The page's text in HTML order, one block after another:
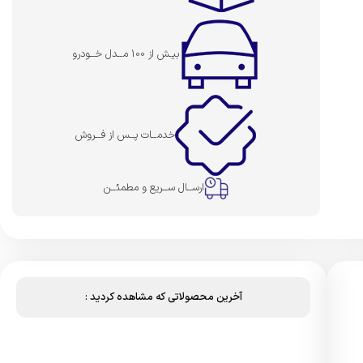
بیـش از 100 مــدل خــودرو
خدمــات پــس از فــروش
ارســال ســریع و مطمئــن
آخرین محصولاتی که مشاهده کردید :